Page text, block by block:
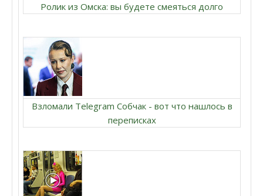
Ролик из Омска: вы будете смеяться долго
Взломали Telegram Собчак - вот что нашлось в
переписках